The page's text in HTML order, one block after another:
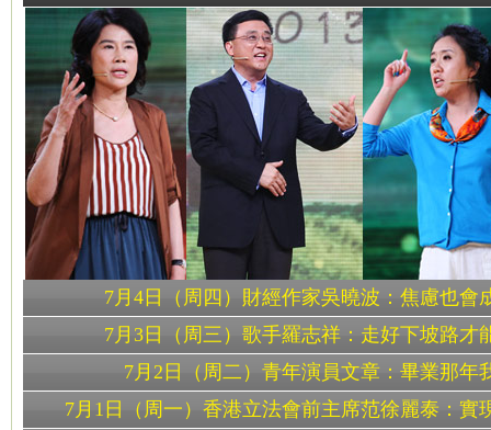
7月4日（周四）財經作家吳曉波：焦慮也會
7月3日（周三）歌手羅志祥：走好下坡路才
7月2日（周二）青年演員文章：畢業那年
7月1日（周一）香港立法會前主席范徐麗泰：實